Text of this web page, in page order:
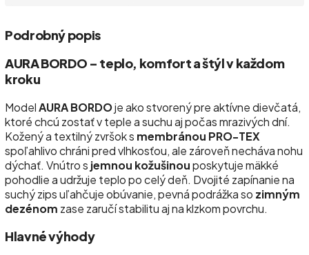
Podrobný popis
AURA BORDO – teplo, komfort a štýl v každom
kroku
ModelAURA BORDOje ako stvorený pre aktívne dievčatá,
ktoré chcú zostať v teple a suchu aj počas mrazivých dní.
Kožený a textilný zvršok s membránou PRO-TEX
spoľahlivo chráni pred vlhkosťou, ale zároveň necháva nohu
dýchať. Vnútro s jemnou kožušinouposkytuje mäkké
pohodlie a udržuje teplo po celý deň. Dvojité zapínanie na
suchý zips uľahčuje obúvanie, pevná podrážka so zimným
dezénom zase zaručí stabilitu aj na klzkom povrchu.
Hlavné výhody